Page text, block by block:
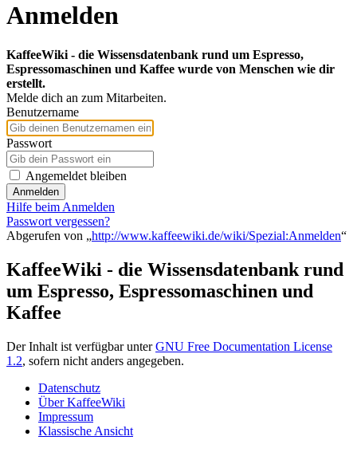
Anmelden
KaffeeWiki - die Wissensdatenbank rund um Espresso,
Espressomaschinen und Kaffee wurde von Menschen wie dir
erstellt.
Melde dich an zum Mitarbeiten.
Benutzername
Passwort
Angemeldet bleiben
Anmelden
Hilfe beim Anmelden
Passwort vergessen?
Abgerufen von „http://www.kaffeewiki.de/wiki/Spezial:Anmelden“
KaffeeWiki - die Wissensdatenbank rund
um Espresso, Espressomaschinen und
Kaffee
Der Inhalt ist verfügbar unterGNU Free Documentation License
1.2, sofern nicht anders angegeben.
Datenschutz
Über KaffeeWiki
Impressum
Klassische Ansicht